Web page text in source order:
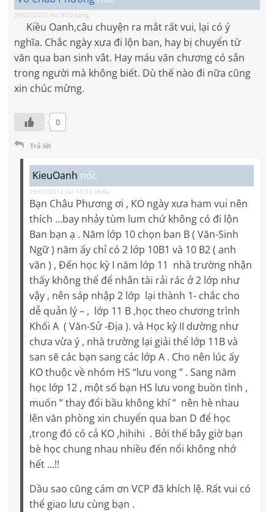
29/07/2012 lúc 9:02 sáng
Kiều Oanh,câu chuyện ra mắt rất vui, lại có ý
nghĩa. Chắc ngày xưa đi lộn ban, hay bị chuyển từ
văn qua ban sinh vât. Hay máu văn chương có sẳn
trong người mà không biết. Dù thế nào đi nữa cũng
xin chúc mừng.
0
Trả lời
KieuOanh nói:
29/07/2012 lúc 10:53 chiều
Bạn Châu Phương ơi , KO ngày xưa ham vui nên
thích …bay nhảy tùm lum chứ không có đi lộn
Ban bạn ạ . Năm lớp 10 chọn ban B ( Văn-Sinh
Ngữ ) năm ấy chỉ có 2 lớp 10B1 và 10 B2 ( anh
văn ) , Đến học kỳ I năm lớp 11 nhà trường nhận
thấy không thể để nhân tài rải rác ở 2 lớp như
vậy , nên sáp nhập 2 lớp lại thành 1- chắc cho
dễ quản lý – , lớp 11 B ,học theo chương trình
Khối A ( Văn-Sử -Địa ). và Học kỳ II dường như
chưa vừa ý , nhà trường lại giải thể lớp 11B và
san sẽ các bạn sang các lớp A . Cho nên lúc ấy
KO thuộc về nhóm HS “lưu vong ” . Sang năm
học lớp 12 , một số bạn HS lưu vong buồn tình ,
muốn ” thay đổi bầu không khí ” nên hè nhau
lên văn phòng xin chuyển qua ban D để học
,trong đó có cả KO ,hihihi . Bởi thế bây giờ bạn
bè học chung nhau nhiều đến nổi không nhớ
hết …!!
Dầu sao cũng cám ơn VCP đã khích lệ. Rất vui có
thể giao lưu cùng bạn .